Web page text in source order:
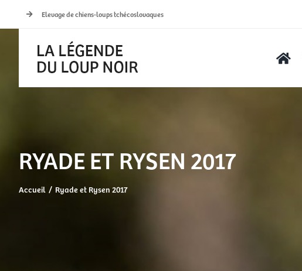
Elevage de chiens-loups tchécoslovaques
RYADE ET RYSEN 2017
Accueil Ryade et Rysen 2017